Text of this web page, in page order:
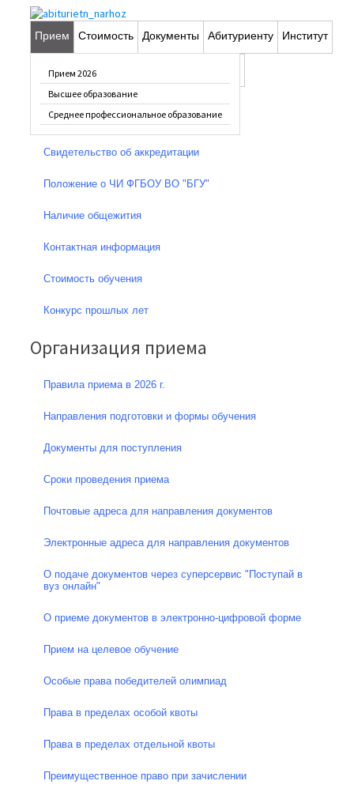
Прием
Прием 2026
Высшее образование
Среднее профессиональное образование
Стоимость Документы Абитуриенту Институт
Фотопрогулка
Общая информация
Устав ФГБОУ ВО "БГУ"
Лицензия
Свидетельство об аккредитации
Положение о ЧИ ФГБОУ ВО "БГУ"
Наличие общежития
Контактная информация
Стоимость обучения
Конкурс прошлых лет
Организация приема
Правила приема в 2026 г.
Направления подготовки и формы обучения
Документы для поступления
Сроки проведения приема
Почтовые адреса для направления документов
Электронные адреса для направления документов
О подаче документов через суперсервис "Поступай в
вуз онлайн"
О приеме документов в электронно-цифровой форме
Прием на целевое обучение
Особые права победителей олимпиад
Права в пределах особой квоты
Права в пределах отдельной квоты
Преимущественное право при зачислении